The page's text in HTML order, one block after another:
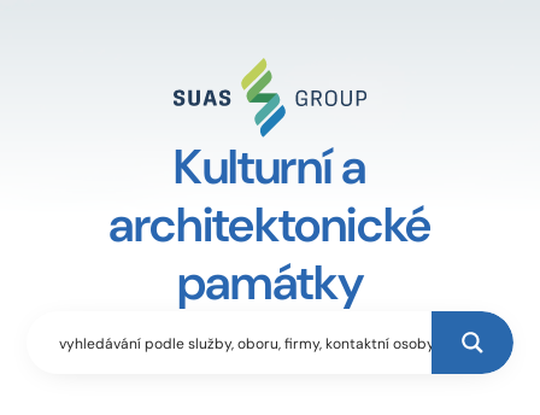
Kulturní a
architektonické
památky